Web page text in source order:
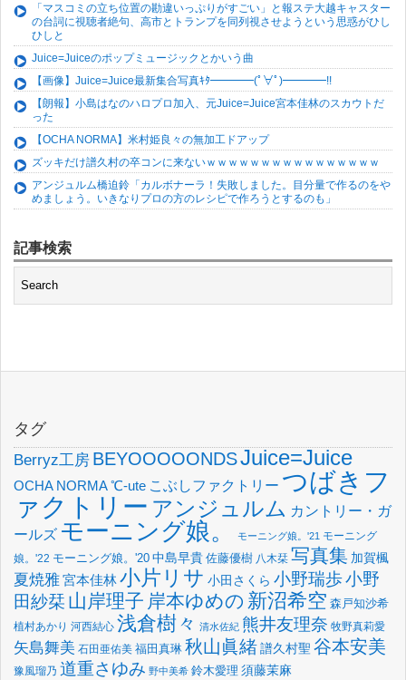
「マスコミの立ち位置の勘違いっぷりがすごい」と報ステ大越キャスター
の台詞に視聴者絶句、高市とトランプを同列視させようという思惑がひし
ひしと
Juice=Juiceのポップミュージックとかいう曲
【画像】Juice=Juice最新集合写真ｷﾀ━━━━(ﾟ∀ﾟ)━━━━!!
【朗報】小島はなのハロプロ加入、元Juice=Juice宮本佳林のスカウトだ
った
【OCHA NORMA】米村姫良々の無加工ドアップ
ズッキだけ譜久村の卒コンに来ないｗｗｗｗｗｗｗｗｗｗｗｗｗｗｗｗ
アンジュルム橋迫鈴「カルボナーラ！失敗しました。目分量で作るのをや
めましょう。いきなりプロの方のレシピで作ろうとするのも」
記事検索
タグ
Berryz工房 BEYOOOOONDSJuice=Juice
OCHA NORMA℃-ute こぶしファクトリー つばきフ
ァクトリー アンジュルム カントリー・ガ
ールズ モーニング娘。 モーニング娘。'21 モーニング
娘。'22 モーニング娘。'20 中島早貴 佐藤優樹 八木栞 写真集 加賀楓
夏焼雅宮本佳林小片リサ 小田さくら 小野瑞歩小野
田紗栞 山岸理子 岸本ゆめの 新沼希空 森戸知沙希
植村あかり 河西結心 浅倉樹々 清水佐紀 熊井友理奈 牧野真莉愛
矢島舞美 石田亜佑美 福田真琳 秋山眞緒譜久村聖 谷本安美
豫風瑠乃 道重さゆみ 野中美希 鈴木愛理 須藤茉麻